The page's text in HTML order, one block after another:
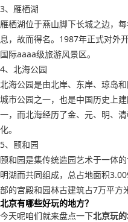
3、雁栖湖
雁栖湖位于燕山脚下长城之边，
息，故而得名。1987年正式对外
国际aaaa级旅游风景区。
4、北海公园
北海公园是由北岸、东岸、琼岛
城市公园之一，也是中国历史上
一，而北海经历了金、元、明、
化。
5、颐和园
颐和园是集传统造园艺术于一体
明湖而共同组成，总占地面积
部的宫殿和园林古建筑占7万平方
北京有哪些好玩的地方？
今天呢咱们就来盘点一下北京玩